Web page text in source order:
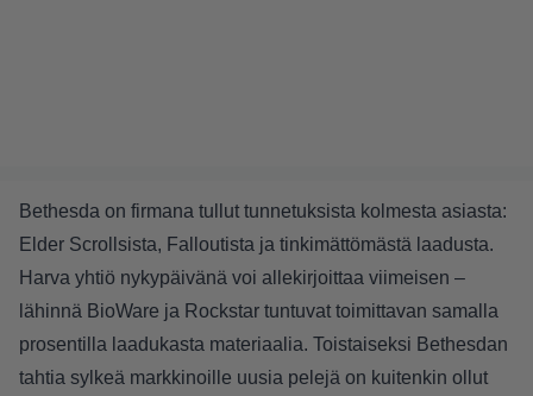
Bethesda on firmana tullut tunnetuksista kolmesta asiasta:
Elder Scrollsista, Falloutista ja tinkimättömästä laadusta.
Harva yhtiö nykypäivänä voi allekirjoittaa viimeisen –
lähinnä BioWare ja Rockstar tuntuvat toimittavan samalla
prosentilla laadukasta materiaalia. Toistaiseksi Bethesdan
tahtia sylkeä markkinoille uusia pelejä on kuitenkin ollut